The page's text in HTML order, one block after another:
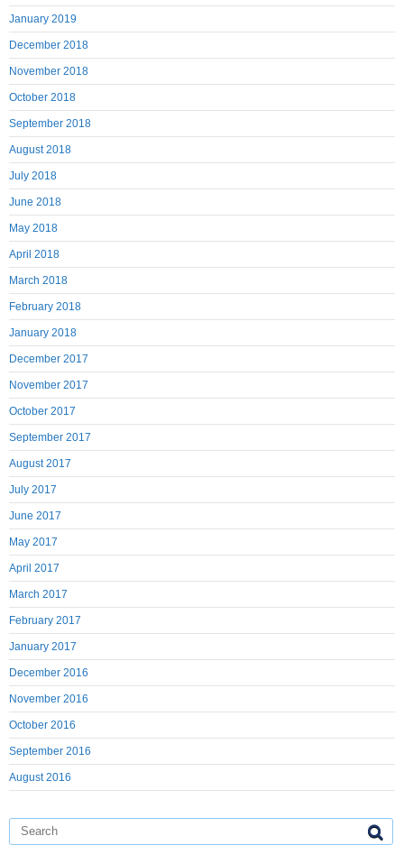
January 2019
December 2018
November 2018
October 2018
September 2018
August 2018
July 2018
June 2018
May 2018
April 2018
March 2018
February 2018
January 2018
December 2017
November 2017
October 2017
September 2017
August 2017
July 2017
June 2017
May 2017
April 2017
March 2017
February 2017
January 2017
December 2016
November 2016
October 2016
September 2016
August 2016